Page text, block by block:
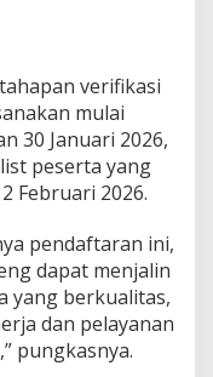
verifikasi
mulai
30 Januari 2026,
peserta yang
Februari 2026.
pendaftaran ini,
dapat menjalin
yang berkualitas,
dan pelayanan
pungkasnya.